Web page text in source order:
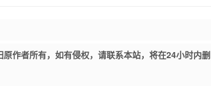
作者所有，如有侵权，请联系本站，将在24小时内删